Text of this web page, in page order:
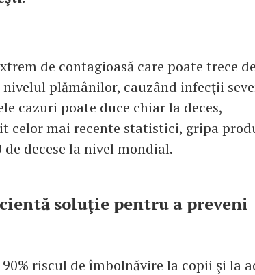
de contagioasă care poate trece
plămânilor, cauzând infecţii
cazuri poate duce chiar la deces,
celor mai recente statistici, gripa
decese la nivel mondial.
soluţie pentru a preveni
riscul de îmbolnăvire la copii şi la